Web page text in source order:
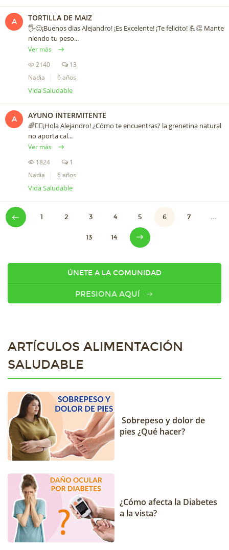
A TORTILLA DE MAIZ
🖐🙂¡Buenos dias Alejandro! ¡Es Excelente! ¡Te felicito! 💪👏 Mante
niendo tu peso...
Ver más
2140
13
Nadia
6 años
Vida Saludable
A AYUNO INTERMITENTE
🌈🙋‍♀️¡Hola Alejandro! ¿Cómo te encuentras? la grenetina natural
no aporta cal...
Ver más
1824
1
Nadia
6 años
Vida Saludable
1 2 3 4 5 6 7 ...
13 14
ÚNETE A LA COMUNIDAD
PRESIONA AQUÍ
ARTÍCULOS ALIMENTACIÓN
SALUDABLE
Sobrepeso y dolor de
pies ¿Qué hacer?
¿Cómo afecta la Diabetes
a la vista?